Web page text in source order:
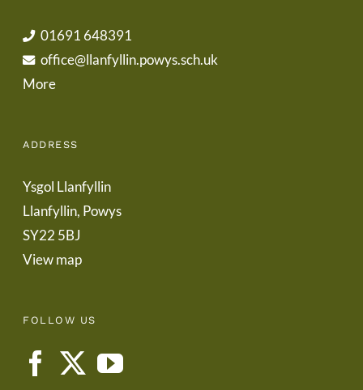
01691 648391
office@llanfyllin.powys.sch.uk
More
ADDRESS
Ysgol Llanfyllin
Llanfyllin, Powys
SY22 5BJ
View map
FOLLOW US